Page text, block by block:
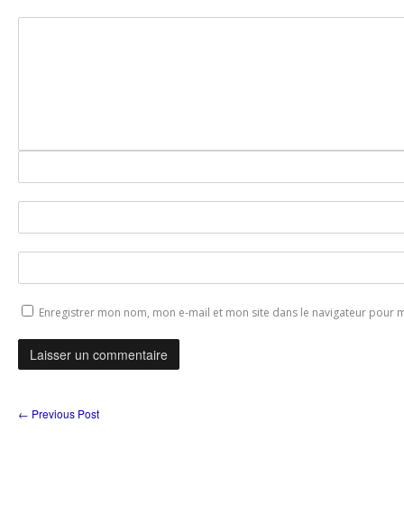
Enregistrer mon nom, mon e-mail et mon site dans le navigateur pour
← Previous Post